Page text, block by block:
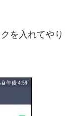
を入れてやり